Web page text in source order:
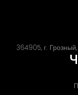
364905, г.